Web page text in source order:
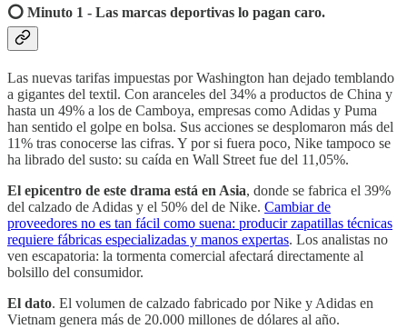
⭕️ Minuto 1 - Las marcas deportivas lo pagan caro.
Las nuevas tarifas impuestas por Washington han dejado temblando
a gigantes del textil. Con aranceles del 34% a productos de China y
hasta un 49% a los de Camboya, empresas como Adidas y Puma
han sentido el golpe en bolsa. Sus acciones se desplomaron más del
11% tras conocerse las cifras. Y por si fuera poco, Nike tampoco se
ha librado del susto: su caída en Wall Street fue del 11,05%.
El epicentro de este drama está en Asia, donde se fabrica el 39%
del calzado de Adidas y el 50% del de Nike. Cambiar de
proveedores no es tan fácil como suena: producir zapatillas técnicas
requiere fábricas especializadas y manos expertas. Los analistas no
ven escapatoria: la tormenta comercial afectará directamente al
bolsillo del consumidor.
El dato. El volumen de calzado fabricado por Nike y Adidas en
Vietnam genera más de 20.000 millones de dólares al año.